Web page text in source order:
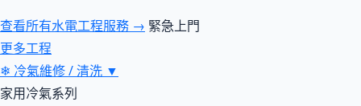
查看所有水電工程服務 → 緊急上門
更多工程
❄ 冷氣維修 / 清洗 ▼
家用冷氣系列